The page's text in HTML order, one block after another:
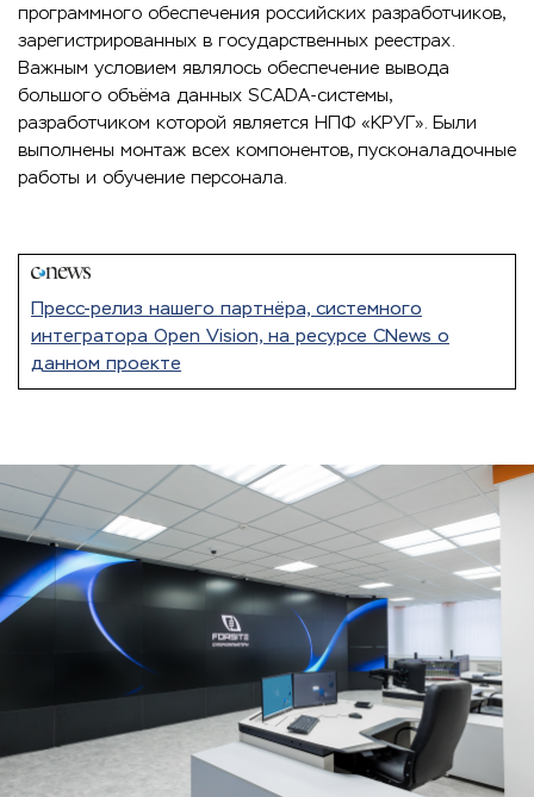
программного обеспечения российских разработчиков,
зарегистрированных в государственных реестрах.
Важным условием являлось обеспечение вывода
большого объёма данных SCADA‑системы,
разработчиком которой является НПФ «КРУГ». Были
выполнены монтаж всех компонентов, пусконаладочные
работы и обучение персонала.
Пресс-релиз нашего партнёра, системного
интегратора Open Vision, на ресурсе CNews о
данном проекте